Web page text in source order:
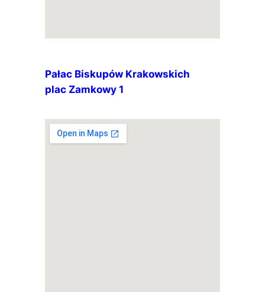
Pałac Biskupów Krakowskich
plac Zamkowy 1